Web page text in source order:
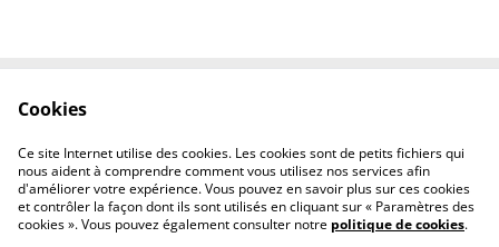
Politique de
confidentialité
Politique des cookies
Cookies
Ce site Internet utilise des cookies. Les cookies sont de petits fichiers qui
nous aident à comprendre comment vous utilisez nos services afin
d'améliorer votre expérience. Vous pouvez en savoir plus sur ces cookies
et contrôler la façon dont ils sont utilisés en cliquant sur « Paramètres des
cookies ». Vous pouvez également consulter notre politique de cookies.